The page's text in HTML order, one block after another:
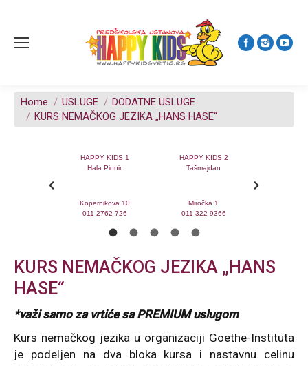
You are here:
Home USLUGE
DODATNE USLUGE
KURS NEMAČKOG JEZIKA „HANS HASE“
HAPPY KIDS 3
Zvezdin stadion
Rajka Mitića 18a
011 666 7746
HAPPY KIDS 4
Bul.Zorana Đinđića 82
011 311 3416
KURS NEMAČKOG JEZIKA „HANS
HASE“
*važi samo za vrtiće sa PREMIUM uslugom
Kurs nemačkog jezika u organizaciji Goethe-Instituta
je podeljen na dva bloka kursa i nastavnu celinu